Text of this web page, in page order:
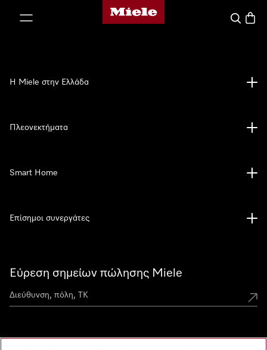
Αρχική σελίδα της Miele
Εύρεση σημείων πώλησης Miele
Η Miele στην Ελλάδα
Πλεονεκτήματα
Smart Home
Επίσημοι συνεργάτες